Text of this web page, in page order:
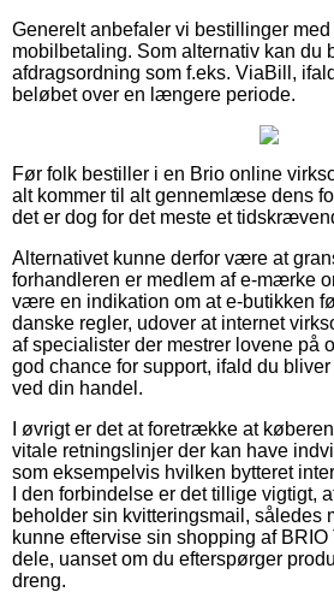
Generelt anbefaler vi bestillinger
mobilbetaling. Som alternativ kan du
afdragsordning som f.eks. ViaBill,
beløbet over en længere periode.
Før folk bestiller i en Brio online
alt kommer til alt gennemlæse dens
det er dog for det meste et
Alternativet kunne derfor være at
forhandleren er medlem af e-mærke
være en indikation om at e-butikken
danske regler, udover at internet
af specialister der mestrer lovene på
god chance for support, ifald du
ved din handel.
I øvrigt er det at foretrække at
vitale retningslinjer der kan have
som eksempelvis hvilken bytteret
I den forbindelse er det tillige vigtigt,
beholder sin kvitteringsmail, således
kunne eftervise sin shopping af
dele, uanset om du efterspørger
dreng.